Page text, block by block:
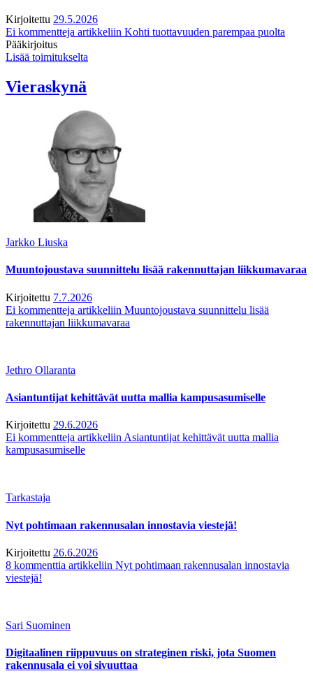
Kirjoitettu 29.5.2026
Ei kommentteja artikkeliin Kohti tuottavuuden parempaa puolta
Pääkirjoitus
Lisää toimitukselta
Vieraskynä
Jarkko Liuska
Muuntojoustava suunnittelu lisää rakennuttajan liikkumavaraa
Kirjoitettu 7.7.2026
Ei kommentteja artikkeliin Muuntojoustava suunnittelu lisää
rakennuttajan liikkumavaraa
Jethro Ollaranta
Asiantuntijat kehittävät uutta mallia kampusasumiselle
Kirjoitettu 29.6.2026
Ei kommentteja artikkeliin Asiantuntijat kehittävät uutta mallia
kampusasumiselle
Tarkastaja
Nyt pohtimaan rakennusalan innostavia viestejä!
Kirjoitettu 26.6.2026
8 kommenttia artikkeliin Nyt pohtimaan rakennusalan innostavia
viestejä!
Sari Suominen
Digitaalinen riippuvuus on strateginen riski, jota Suomen
rakennusala ei voi sivuuttaa